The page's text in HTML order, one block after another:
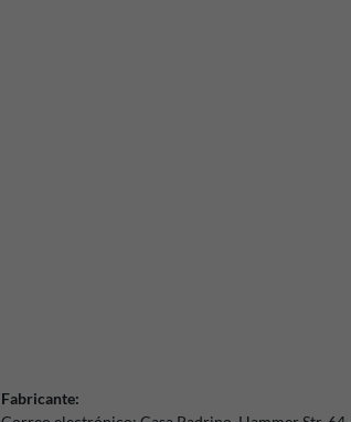
Fabricante: